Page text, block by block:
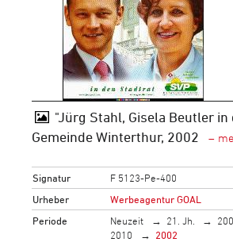
"Jürg Stahl, Gisela Beutler in
Gemeinde Winterthur, 2002
Signatur
F 5123-Pe-400
Urheber
Werbeagentur GOAL
Periode
Neuzeit 21. Jh.
2010
2002